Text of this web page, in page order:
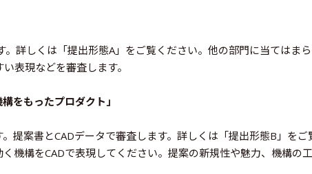
。詳しくは「提出形態A」をご覧ください。他の部門に当てはま
表現などを審査します。
をもったプロダクト」
提案書とCADデータで審査します。詳しくは「提出形態B」を
機構をCADで表現してください。提案の新規性や魅力、機構の